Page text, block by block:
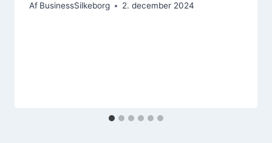
Af BusinessSilkeborg 2. december 2024